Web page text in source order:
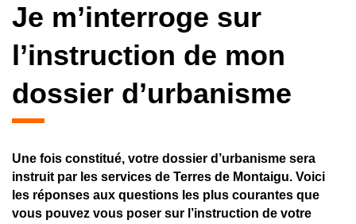
Je m’interroge sur
l’instruction de mon
dossier d’urbanisme
Une fois constitué, votre dossier d’urbanisme sera
instruit par les services de Terres de Montaigu. Voici
les réponses aux questions les plus courantes que
vous pouvez vous poser sur l’instruction de votre